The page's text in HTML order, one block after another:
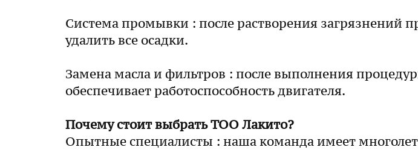
Система промывки : после растворения загрязнений
удалить все осадки.
Замена масла и фильтров : после выполнения
обеспечивает работоспособность двигателя.
Почему стоит выбрать ТОО Лакито?
Опытные специалисты : наша команда имеет